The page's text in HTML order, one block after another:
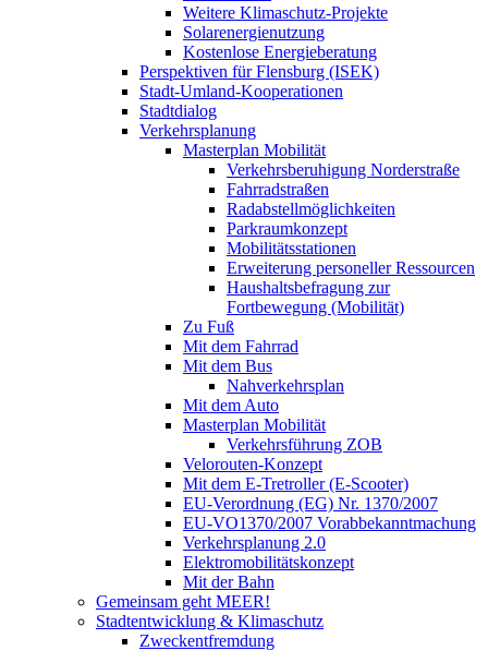
Weitere Klimaschutz-Projekte
Solarenergienutzung
Kostenlose Energieberatung
Perspektiven für Flensburg (ISEK)
Stadt-Umland-Kooperationen
Stadtdialog
Verkehrsplanung
Masterplan Mobilität
Verkehrsberuhigung Norderstraße
Fahrradstraßen
Radabstellmöglichkeiten
Parkraumkonzept
Mobilitätsstationen
Erweiterung personeller Ressourcen
Haushaltsbefragung zur
Fortbewegung (Mobilität)
Zu Fuß
Mit dem Fahrrad
Mit dem Bus
Nahverkehrsplan
Mit dem Auto
Masterplan Mobilität
Verkehrsführung ZOB
Velorouten-Konzept
Mit dem E-Tretroller (E-Scooter)
EU-Verordnung (EG) Nr. 1370/2007
EU-VO1370/2007 Vorabbekanntmachung
Verkehrsplanung 2.0
Elektromobilitätskonzept
Mit der Bahn
Gemeinsam geht MEER!
Stadtentwicklung & Klimaschutz
Zweckentfremdung